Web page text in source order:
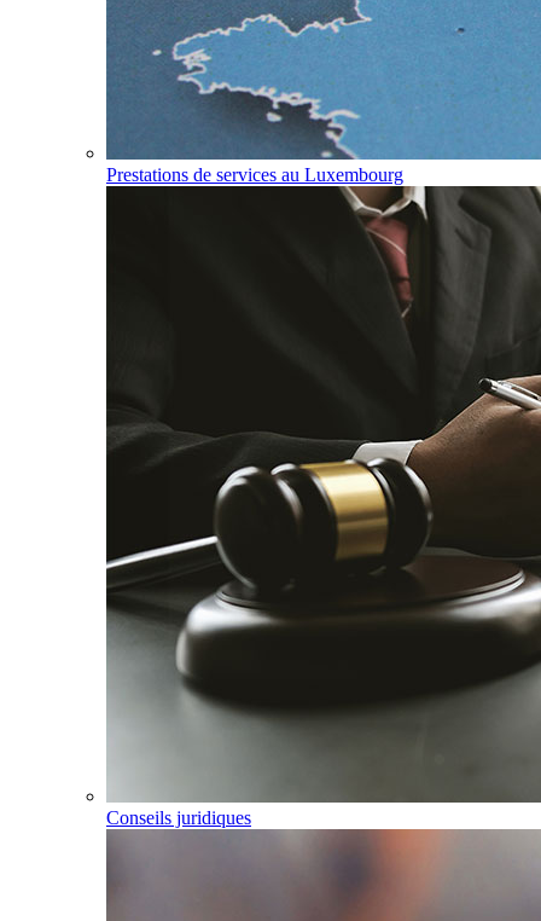
Prestations de services au Luxembourg
Conseils juridiques